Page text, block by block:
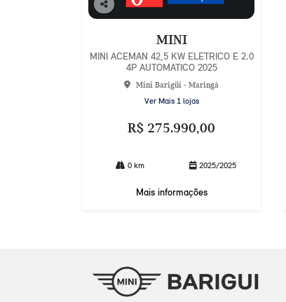
Co
lhe
MINI
MINI ACEMAN 42,5 KW ELETRICO E 2.0
4P AUTOMATICO 2025
Mini Barigüi - Maringá
Ver Mais 1 lojas
R$ 275.990,00
0 km 2025/2025
Mais informações